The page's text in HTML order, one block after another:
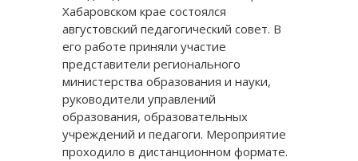
Хабаровском крае состоялся
августовский педагогический совет. В
его работе приняли участие
представители регионального
министерства образования и науки,
руководители управлений
образования, образовательных
учреждений и педагоги. Мероприятие
проходило в дистанционном формате.